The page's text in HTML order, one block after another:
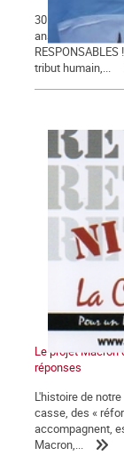
30 004 morts : le
ans d'attaques de
tribut humain,...
Le projet Macron
réponses
L'histoire de
casse, des «
accompagnent,
Macron,...